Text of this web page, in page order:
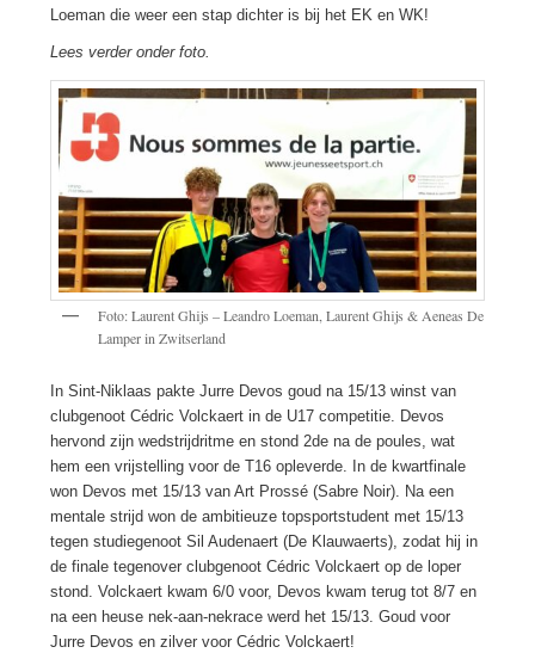
Loeman die weer een stap dichter is bij het EK en WK!
Lees verder onder foto.
Foto: Laurent Ghijs – Leandro Loeman, Laurent Ghijs & Aeneas De
Lamper in Zwitserland
In Sint-Niklaas pakte Jurre Devos goud na 15/13 winst van
clubgenoot Cédric Volckaert in de U17 competitie. Devos
hervond zijn wedstrijdritme en stond 2de na de poules, wat
hem een vrijstelling voor de T16 opleverde. In de kwartfinale
won Devos met 15/13 van Art Prossé (Sabre Noir). Na een
mentale strijd won de ambitieuze topsportstudent met 15/13
tegen studiegenoot Sil Audenaert (De Klauwaerts), zodat hij in
de finale tegenover clubgenoot Cédric Volckaert op de loper
stond. Volckaert kwam 6/0 voor, Devos kwam terug tot 8/7 en
na een heuse nek-aan-nekrace werd het 15/13. Goud voor
Jurre Devos en zilver voor Cédric Volckaert!